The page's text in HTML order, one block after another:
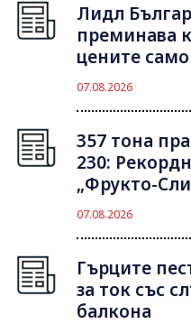
Лидл
преминава
цените
07.08.2026
357 тона
230:
„Фрукто-
07.08.2026
Гърците
за ток със
балкона